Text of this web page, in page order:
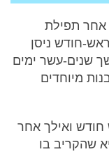
אחר תפילת
חודש ניסן
שנים-עשר ימים
מיוחדים
חודש ואילך אחר
שהקריב בו